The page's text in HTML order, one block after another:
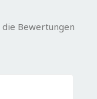
Bewertungen